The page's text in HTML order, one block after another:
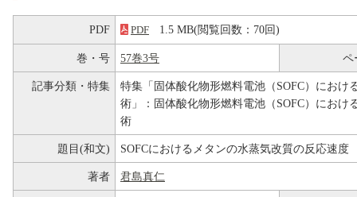
PDF PDF 1.5 MB(閲覧回数：70回)
巻・号 57巻3号 ペ
記事分類・特集
特集「固体酸化物形燃料電池（SOFC）におけ
術」：固体酸化物形燃料電池（SOFC）におけ
術
題目(和文) SOFCにおけるメタンの水蒸気改質の反応速度
著者 君島真仁